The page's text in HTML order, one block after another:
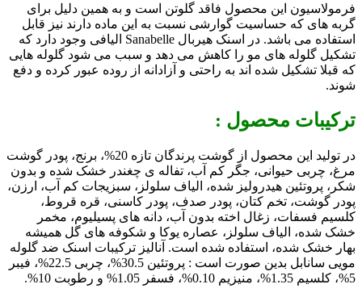
فرمولاسیون این محصول فاقد گلوتن است و به همین دلیل برای
گربه های که حساسیت گوارشی نسبت به این ماده دارند نیز قابل
استفاده می باشد. در اسنک هیربال Sanabelle الیافی وجود دارد که
تشکیل گلوله های مو را کاهش می دهد و سبب می شود گلوله هایی
که قبلا تشکیل شده اند به راحتی و آزادانه از روده عبور کرده و دفع
شوند.
ترکیبات محصول :
در تولید این محصول از گوشت پرندگان تازه 20%، برنج، پودر گوشت
مرغ، چربی حیوانی، جگر کم آب، تفاله ی چغندر خشک شده و بدون
شکر، پروتئین هیدرولیز شده، الیاف سلولز، سبزیجات کم آب، ارزن،
پودر گوشت، تخم کتان، پودر صدف، پودر کاسنی، قره قروط،
کلسیم فسفات، زغال اخته بدون آب، دانه های پسیلیوم، مخمر
خشک شده، الیاف سلولز، عصاره یوکا و شکوفه های گل همیشه
بهار خشک شده، استفاده شده است. آنالیز ترکیبات اسنک ضد گلوله
مویی سانابل بدین صورت است : پروتئین 30.5%، چربی 22.5%، فیبر
5%، کلسیم 1.35%، منیزیم 0.10%، فسفر 1.05% و رطوبت 10%.